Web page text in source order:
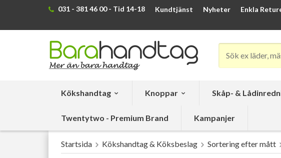
031 - 381 46 00 - Tid 14-18 Kundtjänst Nyheter Enkla
Kökshandtag Knoppar Skåp- &
Twentytwo - Premium Brand Kampanjer
Startsida Kökshandtag & Köksbeslag Sortering efter mått